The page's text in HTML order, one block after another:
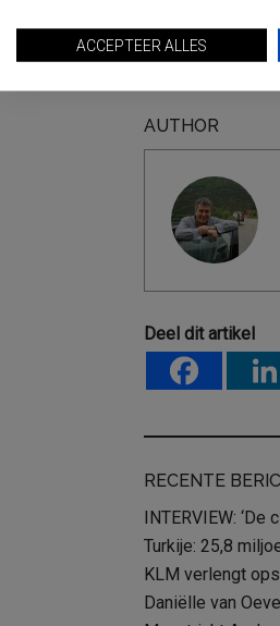
reisbranche. Ze
AUTHOR
Deel dit artikel
RECENTE
INTERVIEW:
Turkije: 25,8
KLM verlengt
Daniëlle van
ACCEPTEER ALLES